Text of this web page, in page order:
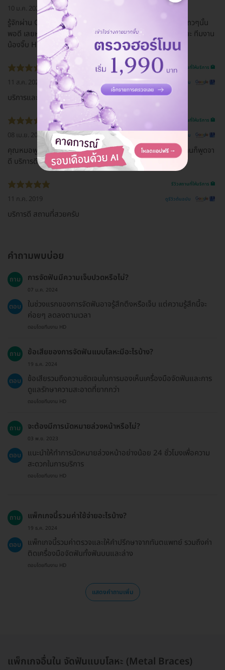
10 ม.ค. 2022
รู้จักผ่าน Google เลือกซื้อเพราะปีนี้หนูมีแพลนจะย้ายไปเรียนเเถวๆนั้น
พอดี เลยหาคลีนิคที่สะดวก ใกล้ๆ จองเพราะรีวิวดีมากค่ะ สู้ๆนะคะ ทีมงาน
น้องจิ๊บ HDmall น่ารักมากๆพูดเพราะด้วย🥺
รีวิวสถานที่ให้บริการ 🏥
11 ส.ค. 2020 ดูรีวิวต้นฉบับ
บริการและแนะนำดีมากก ทั้งคุณหมอและน้อง ๆ พนักงาน
รีวิวสถานที่ให้บริการ 🏥
08 เม.ย. 2020 ดูรีวิวต้นฉบับ
คุณหมอพูดจาไพเราะ บริการดี ฝีมือดีมาก มือเบามากค่ะ พนักงานก็พูดจา
ดี บริการดีค่ะ
รีวิวสถานที่ให้บริการ 🏥
11 ก.ค. 2019 ดูรีวิวต้นฉบับ
บริการดี สถานที่สวยครับ
คำถามพบบ่อย
ถาม การจัดฟันมีความเจ็บปวดหรือไม่?
07 ม.ค. 2024
ตอบ
ในช่วงแรกของการจัดฟันอาจรู้สึกตึงหรือเจ็บ แต่ความรู้สึกนี้จะ
ค่อยๆ ลดลงตามเวลา
ตอบโดยทีมงาน HD
ถาม ข้อเสียของการจัดฟันแบบโลหะมีอะไรบ้าง?
19 ธ.ค. 2024
ตอบ
ข้อเสียรวมถึงความชัดเจนในการมองเห็นเครื่องมือจัดฟันและการ
ดูแลรักษาความสะอาดที่ยากกว่า
ตอบโดยทีมงาน HD
ถาม จะต้องมีการนัดหมายล่วงหน้าหรือไม่?
03 พ.ย. 2023
ตอบ
แนะนำให้ทำการนัดหมายล่วงหน้าอย่างน้อย 24 ชั่วโมงเพื่อความ
สะดวกในการบริการ
ตอบโดยทีมงาน HD
ถาม แพ็กเกจนี้รวมค่าใช้จ่ายอะไรบ้าง?
19 ธ.ค. 2024
ตอบ
แพ็กเกจนี้รวมค่าตรวจและให้คำปรึกษาจากทันตแพทย์ รวมถึงค่า
ติดเครื่องมือจัดฟันทั้งฟันบนและล่าง
ตอบโดยทีมงาน HD
แสดงคำถามเพิ่ม
แพ็กเกจอื่นใน จัดฟันแบบโลหะ (Metal Braces)